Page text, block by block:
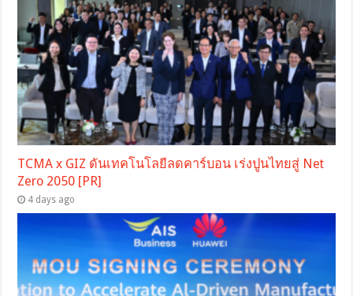
TCMA x GIZ ดันเทคโนโลยีลดคาร์บอน เร่งปูนไทยสู่ Net
Zero 2050 [PR]
4 days ago